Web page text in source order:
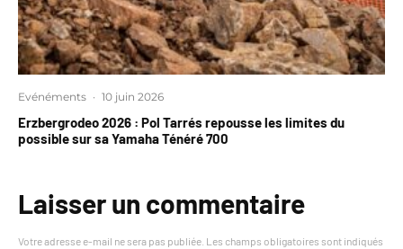
Evénéments · 10 juin 2026
Erzbergrodeo 2026 : Pol Tarrés repousse les limites du
possible sur sa Yamaha Ténéré 700
Laisser un commentaire
Votre adresse e-mail ne sera pas publiée. Les champs obligatoires sont indiqués